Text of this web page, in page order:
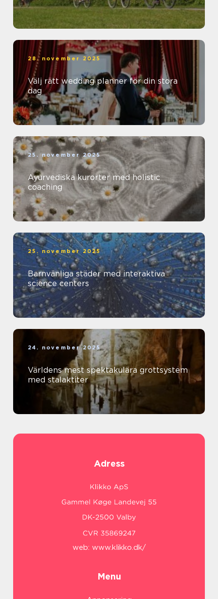
28. november 2025
Välj rätt wedding planner för din stora
dag
25. november 2025
Ayurvediska kurorter med holistic
coaching
25. november 2025
Barnvänliga städer med interaktiva
science centers
24. november 2025
Världens mest spektakulära grottsystem
med stalaktiter
Adress
web: www.klikko.dk/
Menu